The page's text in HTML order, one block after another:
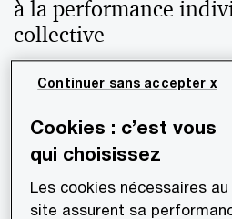
à la performance
collective
En savoir plus
Cookies : c’est vous
qui choisissez
Les cookies nécessaires
site assurent sa
Continuer sans accepter x